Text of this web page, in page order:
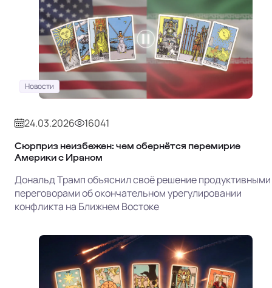
Новости
24.03.2026 16041
Сюрприз неизбежен: чем обернётся перемирие
Америки с Ираном
Дональд Трамп объяснил своё решение продуктивными
переговорами об окончательном урегулировании
конфликта на Ближнем Востоке